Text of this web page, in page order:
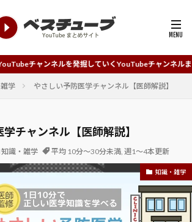
を発掘していくYouTubeチャンネルまとめサイトです
学 やさしい予防医学チャンネル【医師解説】
チャンネル【医師解説】
知識・雑学 平均 10分～30分未満, 週1～4本更新
知識・雑学